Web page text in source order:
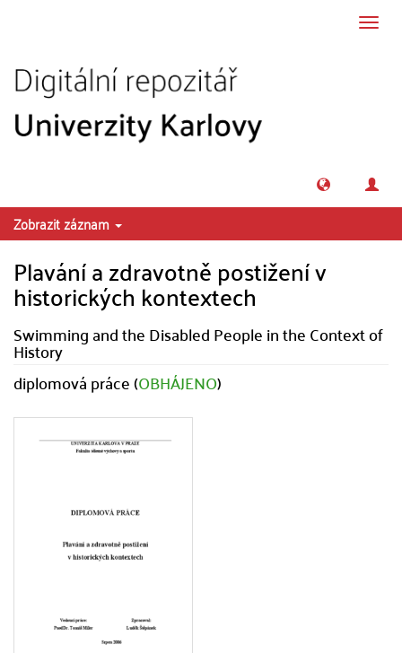
Zobrazit záznam
Plavání a zdravotně postižení v
historických kontextech
Swimming and the Disabled People in the Context of
History
diplomová práce (OBHÁJENO)